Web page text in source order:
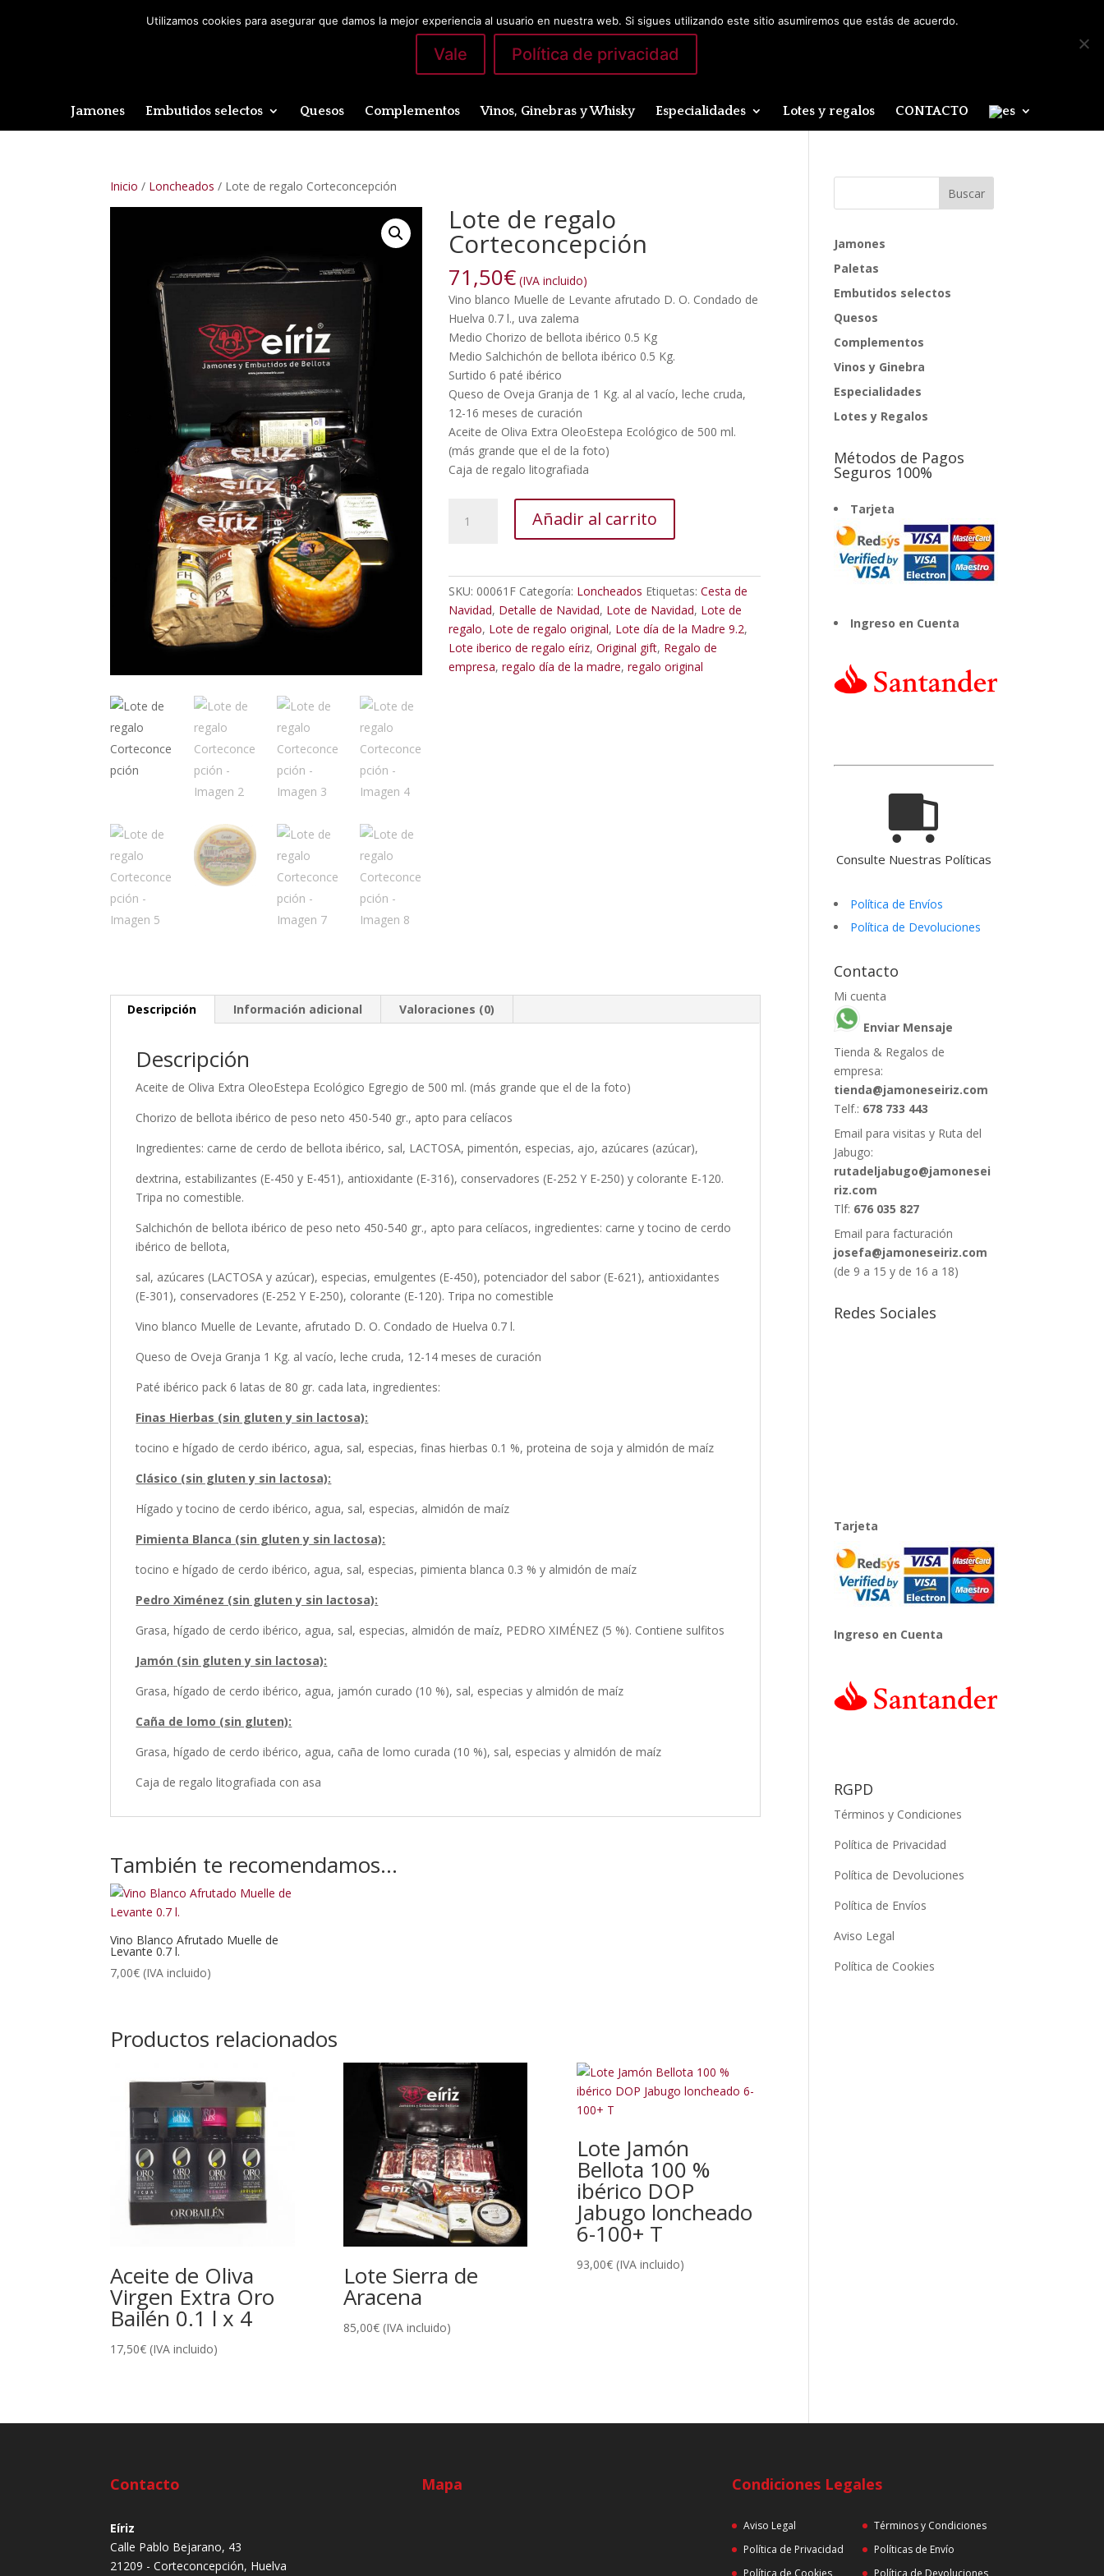
Mi cuenta 0 elementos
Jamones Embutidos selectos Quesos Complementos Vinos, Ginebras y Whisky Especialidades Lotes y regalos CONTACTO
Inicio / Loncheados / Lote de regalo Corteconcepción
Lote de regalo
Corteconcepción
71,50€ (IVA incluido)
Vino blanco Muelle de Levante afrutado D. O. Condado de
Huelva 0.7 l., uva zalema
Medio Chorizo de bellota ibérico 0.5 Kg
Medio Salchichón de bellota ibérico 0.5 Kg.
Surtido 6 paté ibérico
Queso de Oveja Granja de 1 Kg. al al vacío, leche cruda,
12-16 meses de curación
Aceite de Oliva Extra OleoEstepa Ecológico de 500 ml.
(más grande que el de la foto)
Caja de regalo litografiada
Añadir al carrito
SKU: 00061F Categoría: Loncheados Etiquetas:Cesta de
Navidad, Detalle de Navidad, Lote de Navidad, Lote de
regalo, Lote de regalo original, Lote día de la Madre 9.2,
Lote iberico de regalo eíriz,Original gift, Regalo de
empresa,regalo día de la madre,regalo original
Descripción Información adicional Valoraciones (0)
Descripción
Aceite de Oliva Extra OleoEstepa Ecológico Egregio de 500 ml. (más grande que el de la foto)
Chorizo de bellota ibérico de peso neto 450-540 gr., apto para celíacos
Ingredientes: carne de cerdo de bellota ibérico, sal, LACTOSA, pimentón, especias, ajo, azúcares (azúcar),
dextrina, estabilizantes (E-450 y E-451), antioxidante (E-316), conservadores (E-252 Y E-250) y colorante E-120.
Tripa no comestible.
Salchichón de bellota ibérico de peso neto 450-540 gr., apto para celíacos, ingredientes: carne y tocino de cerdo
ibérico de bellota,
sal, azúcares (LACTOSA y azúcar), especias, emulgentes (E-450), potenciador del sabor (E-621), antioxidantes
(E-301), conservadores (E-252 Y E-250), colorante (E-120). Tripa no comestible
Vino blanco Muelle de Levante, afrutado D. O. Condado de Huelva 0.7 l.
Queso de Oveja Granja 1 Kg. al vacío, leche cruda, 12-14 meses de curación
Paté ibérico pack 6 latas de 80 gr. cada lata, ingredientes:
Finas Hierbas (sin gluten y sin lactosa):
tocino e hígado de cerdo ibérico, agua, sal, especias, finas hierbas 0.1 %, proteina de soja y almidón de maíz
Clásico (sin gluten y sin lactosa):
Hígado y tocino de cerdo ibérico, agua, sal, especias, almidón de maíz
Pimienta Blanca (sin gluten y sin lactosa):
tocino e hígado de cerdo ibérico, agua, sal, especias, pimienta blanca 0.3 % y almidón de maíz
Pedro Ximénez (sin gluten y sin lactosa):
Grasa, hígado de cerdo ibérico, agua, sal, especias, almidón de maíz, PEDRO XIMÉNEZ (5 %). Contiene sulfitos
Jamón (sin gluten y sin lactosa):
Grasa, hígado de cerdo ibérico, agua, jamón curado (10 %), sal, especias y almidón de maíz
Caña de lomo (sin gluten):
Grasa, hígado de cerdo ibérico, agua, caña de lomo curada (10 %), sal, especias y almidón de maíz
Caja de regalo litografiada con asa
También te recomendamos…
Vino Blanco Afrutado Muelle de
Levante 0.7 l.
7,00€ (IVA incluido)
Productos relacionados
Aceite de Oliva
Virgen Extra Oro
Bailén 0.1 l x 4
17,50€ (IVA incluido)
Lote Sierra de
Aracena
85,00€ (IVA incluido)
Lote Jamón
Bellota 100 %
ibérico DOP
Jabugo loncheado
6-100+ T
93,00€ (IVA incluido)
Jamones
Paletas
Embutidos selectos
Quesos
Complementos
Vinos y Ginebra
Especialidades
Lotes y Regalos
Métodos de Pagos
Seguros 100%
Tarjeta
Ingreso en Cuenta
Consulte Nuestras Políticas
Política de Envíos
Política de Devoluciones
Contacto
Mi cuenta
Enviar Mensaje
Tienda & Regalos de
empresa:
tienda@jamoneseiriz.com
Telf.: 678 733 443
Email para visitas y Ruta del
Jabugo:
rutadeljabugo@jamonesei
riz.com
Tlf: 676 035 827
Email para facturación
josefa@jamoneseiriz.com
(de 9 a 15 y de 16 a 18)
Redes Sociales
Tarjeta
Ingreso en Cuenta
RGPD
Términos y Condiciones
Política de Privacidad
Política de Devoluciones
Política de Envíos
Aviso Legal
Política de Cookies
Contacto
Eíriz
Calle Pablo Bejarano, 43
21209 - Corteconcepción, Huelva
Mapa Condiciones Legales
Aviso Legal
Política de Privacidad
Política de Cookies
Términos y Condiciones
Políticas de Envío
Política de Devoluciones
Utilizamos cookies para asegurar que damos la mejor experiencia al usuario en nuestra web. Si sigues utilizando este sitio asumiremos que estás de acuerdo.
Vale Política de privacidad